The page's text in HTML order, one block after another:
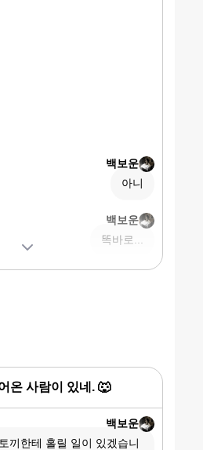
백보운
아니
백보운
똑바로...
온 사람이 있네. 🐺
백보운
끼한테 홀릴 일이 있겠습니